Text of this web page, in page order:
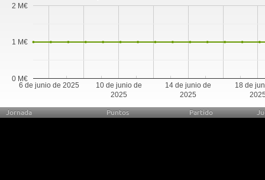
6 de junio de 2025
10 de junio de
2025
14 de junio de
2025
18 de
0 M€
1 M€
2 M€
Jornada Puntos Partido